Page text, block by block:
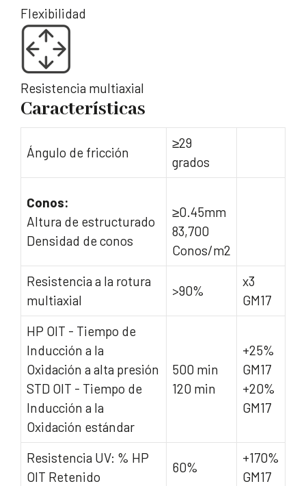
Flexibilidad
Resistencia multiaxial
Características
Ángulo de fricción
≥29
grados
Conos:
Altura de estructurado
Densidad de conos
≥0.45mm
83,700
Conos/m2
Resistencia a la rotura
multiaxial
>90%
x3
GM17
HP OIT - Tiempo de
Inducción a la
Oxidación a alta presión
STD OIT - Tiempo de
Inducción a la
Oxidación estándar
500 min
120 min
+25%
GM17
+20%
GM17
Resistencia UV: % HP
OIT Retenido
60%
+170%
GM17